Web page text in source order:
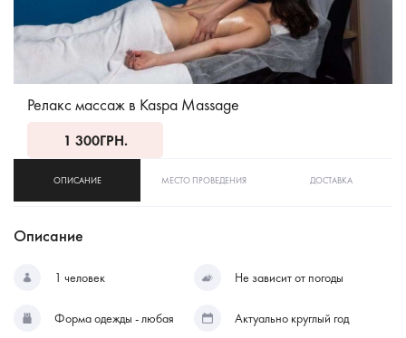
Релакс массаж в Kaspa Massage
1 300ГРН.
ОПИСАНИЕ МЕСТО ПРОВЕДЕНИЯ ДОСТАВКА
Описание
1 человек Не зависит от погоды
Форма одежды - любая Актуально круглый год